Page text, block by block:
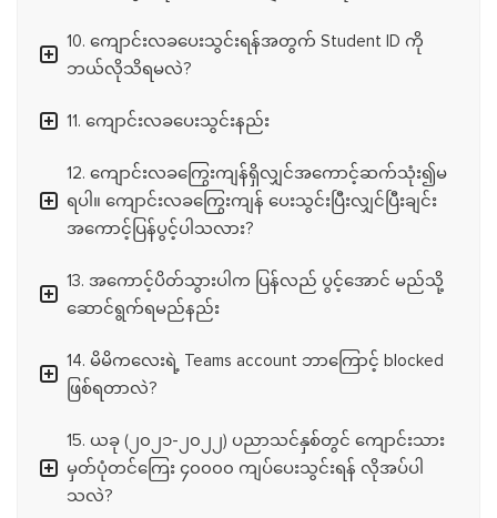
10. ကျောင်းလခပေးသွင်းရန်အတွက် Student ID ကို
ဘယ်လိုသိရမလဲ?
11. ကျောင်းလခပေးသွင်းနည်း
12. ကျောင်းလခကြွေးကျန်ရှိလျှင်အကောင့်ဆက်သုံး၍မ
ရပါ။ ကျောင်းလခကြွေးကျန် ပေးသွင်းပြီးလျှင်ပြီးချင်း
အကောင့်ပြန်ပွင့်ပါသလား?
13. အကောင့်ပိတ်သွားပါက ပြန်လည် ပွင့်အောင် မည်သို့
ဆောင်ရွက်ရမည်နည်း
14. မိမိကလေးရဲ့ Teams account ဘာကြောင့် blocked
ဖြစ်ရတာလဲ?
15. ယခု (၂၀၂၁-၂၀၂၂) ပညာသင်နှစ်တွင် ကျောင်းသား
မှတ်ပုံတင်ကြေး ၄၀၀၀၀ ကျပ်ပေးသွင်းရန် လိုအပ်ပါ
သလဲ?